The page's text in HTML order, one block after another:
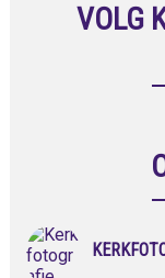
VOLG